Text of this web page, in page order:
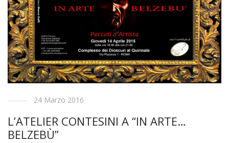
24 Marzo 2016
L’ATELIER CONTESINI A “IN ARTE…
BELZEBÙ”